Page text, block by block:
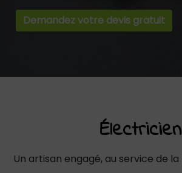
Demandez votre devis gratuit
Un artisan engagé, au service de la